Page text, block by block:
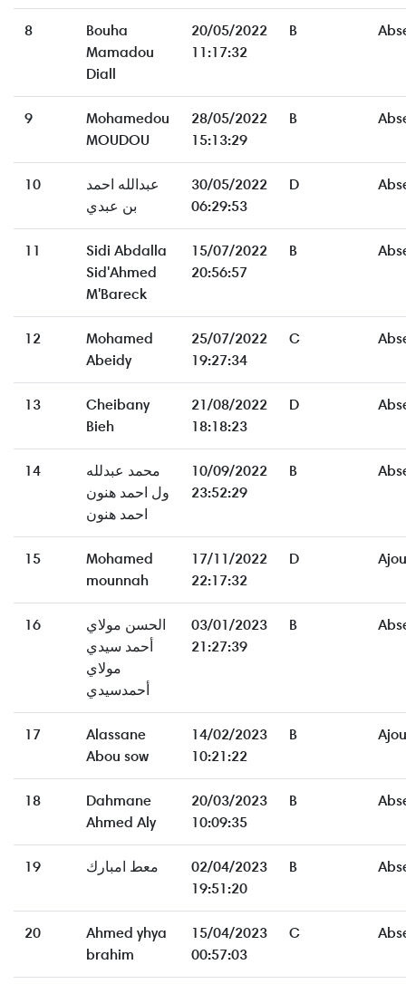
8
Bouha
Mamadou
Diall
20/05/2022
11:17:32
B
9
Mohamedou
MOUDOU
28/05/2022
15:13:29
B
10
عبدالله احمد
بن عبدي
30/05/2022
06:29:53
D
11
Sidi Abdalla
Sid'Ahmed
M'Bareck
15/07/2022
20:56:57
B
12
Mohamed
Abeidy
25/07/2022
19:27:34
C
13
Cheibany
Bieh
21/08/2022
18:18:23
D
14
محمد عبدلله
ول احمد هنون
احمد هنون
10/09/2022
23:52:29
B
15
Mohamed
mounnah
17/11/2022
22:17:32
D
16
الحسن مولاي
أحمد سيدي
مولاي
أحمدسيدي
03/01/2023
21:27:39
B
17
Alassane
Abou sow
14/02/2023
10:21:22
B
18
Dahmane
Ahmed Aly
20/03/2023
10:09:35
B
19 معط امبارك
02/04/2023
19:51:20
B
20
Ahmed yhya
brahim
15/04/2023
00:57:03
C